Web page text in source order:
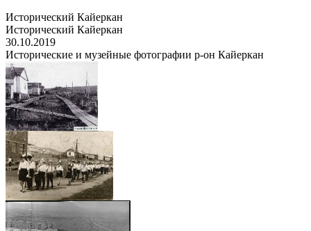
Исторический Кайеркан
Исторический Кайеркан
30.10.2019
Исторические и музейные фотографии р-он Кайеркан